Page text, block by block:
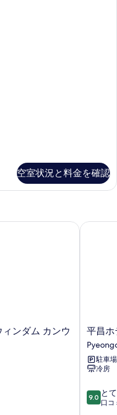
空室状況と料金を確認
ンダム カンウ
ダム カンウォン ピョン
平
昌
ホ
テ
ル
マ
ル
平昌ホ
駐車
冷房
10
段
9.0 と
口コ
平昌ホ